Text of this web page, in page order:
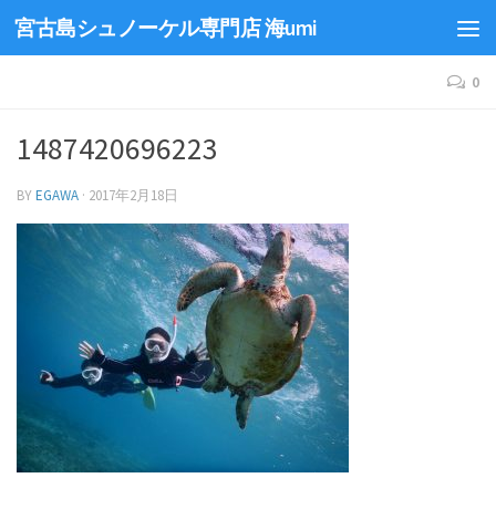
宮古島シュノーケル専門店 海umi
0
1487420696223
BYEGAWA · 2017年2月18日